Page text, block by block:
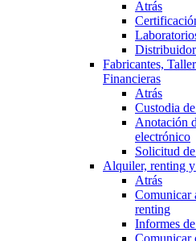
Atrás
Fabricantes,
Financieras
Atrás
Custodia
Anotación
electrónico
Solicitud
Alquiler, renting
Atrás
Comunicar
renting
Informes